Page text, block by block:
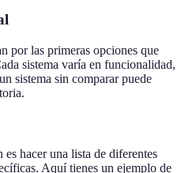
por las primeras opciones que
sistema varía en funcionalidad,
sistema sin comparar puede
hacer una lista de diferentes
Aquí tienes un ejemplo de